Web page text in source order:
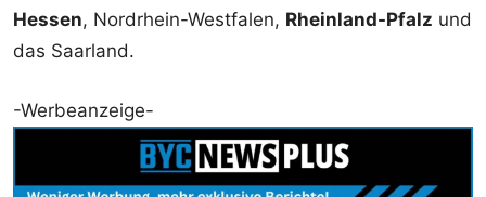
Hessen, Nordrhein-Westfalen, Rheinland-Pfalz und
das Saarland.
-Werbeanzeige-